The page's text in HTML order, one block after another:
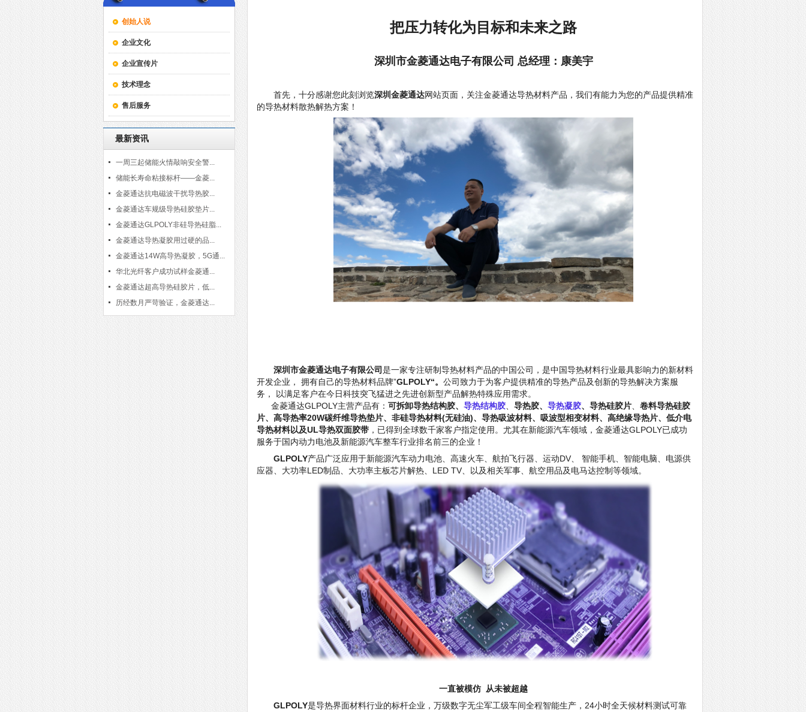
创始人说
企业文化
企业宣传片
技术理念
售后服务
最新资讯
一周三起储能火情敲响安全警...
储能长寿命粘接标杆——金菱...
金菱通达抗电磁波干扰导热胶...
金菱通达车规级导热硅胶垫片...
金菱通达GLPOLY非硅导热硅脂...
金菱通达导热凝胶用过硬的品...
金菱通达14W高导热凝胶，5G通...
华北光纤客户成功试样金菱通...
金菱通达超高导热硅胶片，低...
历经数月严苛验证，金菱通达...
把压力转化为目标和未来之路
深圳市金菱通达电子有限公司 总经理：康美宇
首先，十分感谢您此刻浏览深圳金菱通达网站页面，关注金菱通达导热材料产品，我们有能力为您的产品提供精准
的导热材料散热解热方案！
深圳市金菱通达电子有限公司是一家专注研制导热材料产品的中国公司，是中国导热材料行业最具影响力的新材料
开发企业，
拥有自己的导热材料品牌”GLPOLY“。 公司致力于为客户提供精准的导热产品及创新的导热解决方案服
务，
以满足客户在今日科技突飞猛进之先进创新型产品解热特殊应用需求。
金菱通达GLPOLY主营产品有： 可拆卸导热结构胶、 导热结构胶 导热胶、 导热凝胶、导热硅胶片
卷料导热硅胶
片、高导热率20W碳纤维导热垫片、 非硅导热材料(无硅油)、导热吸波材料、吸波型相变材料、高绝缘导热片、低介电
导热材料以及UL导热双面胶带 ，已得到全球数千家客户指定使用。尤其在新能源汽车领域，金菱通达GLPOLY已成功
服务于国内动力电池及新能源汽车整车行业排名前三的企业！
GLPOLY产品广泛应用于新能源汽车动力电池、高速火车、航拍飞行器、运动DV、 智能手机、智能电脑、电源供
应器、大功率LED制品、大功率主板芯片解热、 LED TV、 以及相关军事、航空用品及电马达控制等领域。
一直被模仿 从未被超越
GLPOLY是导热界面材料行业的标杆企业，万级数字无尘军工级车间全程智能生产，24小时全天候材料测试可靠